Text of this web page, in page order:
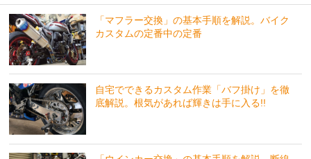
「マフラー交換」の基本手順を解説。バイク
カスタムの定番中の定番
自宅でできるカスタム作業「バフ掛け」を徹
底解説。根気があれば輝きは手に入る!!